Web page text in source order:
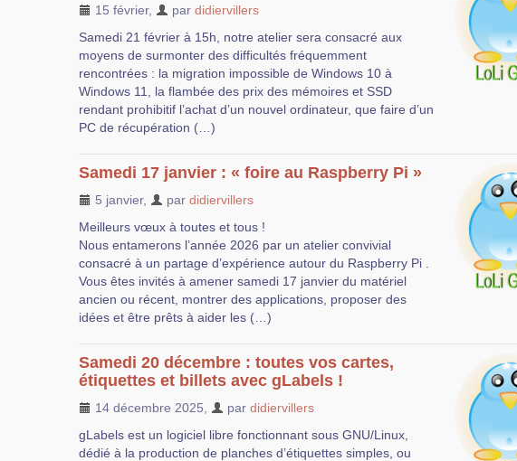
15 février, par didiervillers
Samedi 21 février à 15h, notre atelier sera consacré aux
moyens de surmonter des difficultés fréquemment
rencontrées : la migration impossible de Windows 10 à
Windows 11, la flambée des prix des mémoires et SSD
rendant prohibitif l’achat d’un nouvel ordinateur, que faire d’un
PC de récupération (…)
Samedi 17 janvier : « foire au Raspberry Pi »
5 janvier, par didiervillers
Meilleurs vœux à toutes et tous !
Nous entamerons l’année 2026 par un atelier convivial
consacré à un partage d’expérience autour du Raspberry Pi .
Vous êtes invités à amener samedi 17 janvier du matériel
ancien ou récent, montrer des applications, proposer des
idées et être prêts à aider les (…)
Samedi 20 décembre : toutes vos cartes,
étiquettes et billets avec gLabels !
14 décembre 2025 par didiervillers
gLabels est un logiciel libre fonctionnant sous GNU/Linux,
dédié à la production de planches d’étiquettes simples, ou